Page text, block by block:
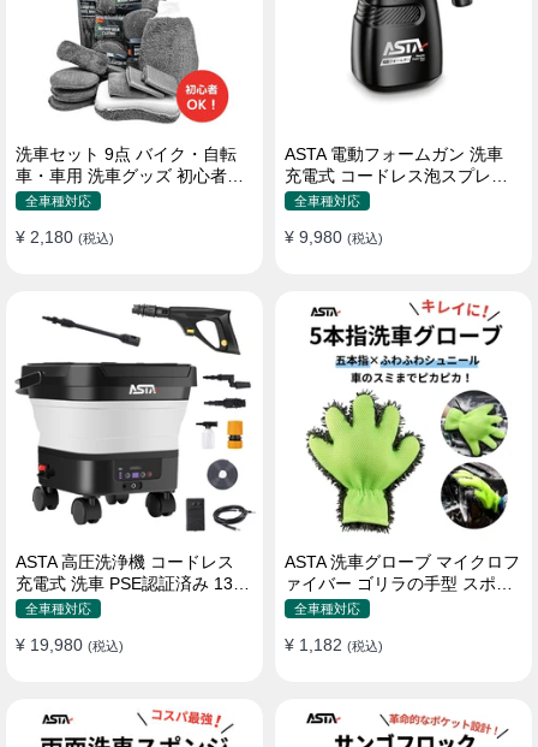
洗車セット 9点 バイク・自転
車・車用 洗車グッズ 初心者向
け 洗車ブラシ スポンジ タオル
ス用スポンジ 高級洗車道具 乾
全車種対応
¥ 2,180 (税込)
ASTA 電動フォームガン 洗車
充電式 コードレス泡スプレー
高圧対応 充電式フォームスプ
強力泡立ち (コピー)
全車種対応
¥ 9,980 (税込)
ASTA 高圧洗浄機 コードレス
充電式 洗車 PSE認証済み 13L
バケツ一体型 折りたたみ式 超
転ノズル トリガーガン 蛇口接
属 水道接続不要 多機能コンパ
クト収納
全車種対応
¥ 19,980 (税込)
ASTA 洗車グローブ マイクロフ
ァイバー ゴリラの手型 スポン
ジ ボディー用 傷防止 吸水速乾
グッズ 掃除 手袋型 洗車タオル
全車種対応
¥ 1,182 (税込)